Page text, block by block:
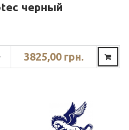
черный
3825,00 грн.